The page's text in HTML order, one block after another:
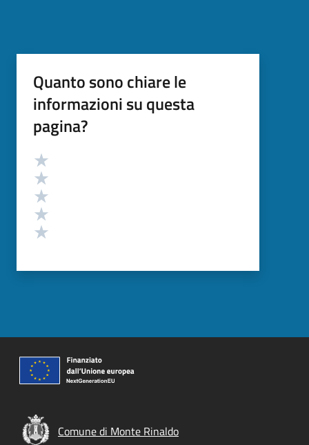
Quanto sono chiare le
informazioni su questa
pagina?
Valutazione
Comune di Monte Rinaldo